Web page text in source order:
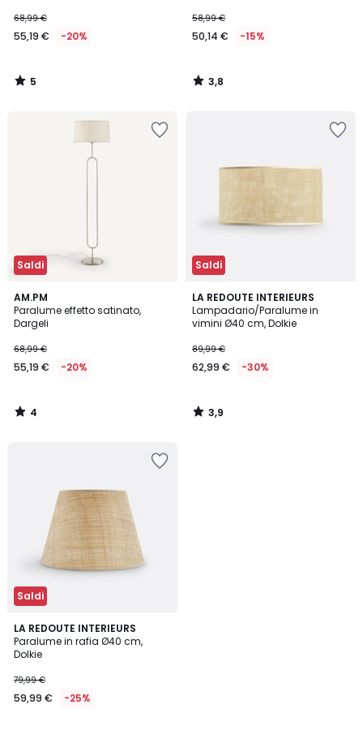
68,99 €
55,19 € -20%
5
/
58,99 €
50,14 € -15%
3,8
/
Saldi
AM.PM
Paralume effetto satinato,
Dargeli
68,99 €
55,19 € -20%
4
/
5
4
/
Saldi
LA REDOUTE INTERIEURS
Lampadario/Paralume in
vimini Ø40 cm, Dolkie
89,99 €
62,99 € -30%
3,9
/ 5
3,9
/
Saldi
LA REDOUTE INTERIEURS
Paralume in rafia Ø40 cm,
Dolkie
79,99 €
59,99 € -25%